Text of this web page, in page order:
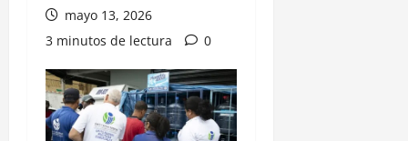
mayo 13, 2026
3 minutos de lectura
0